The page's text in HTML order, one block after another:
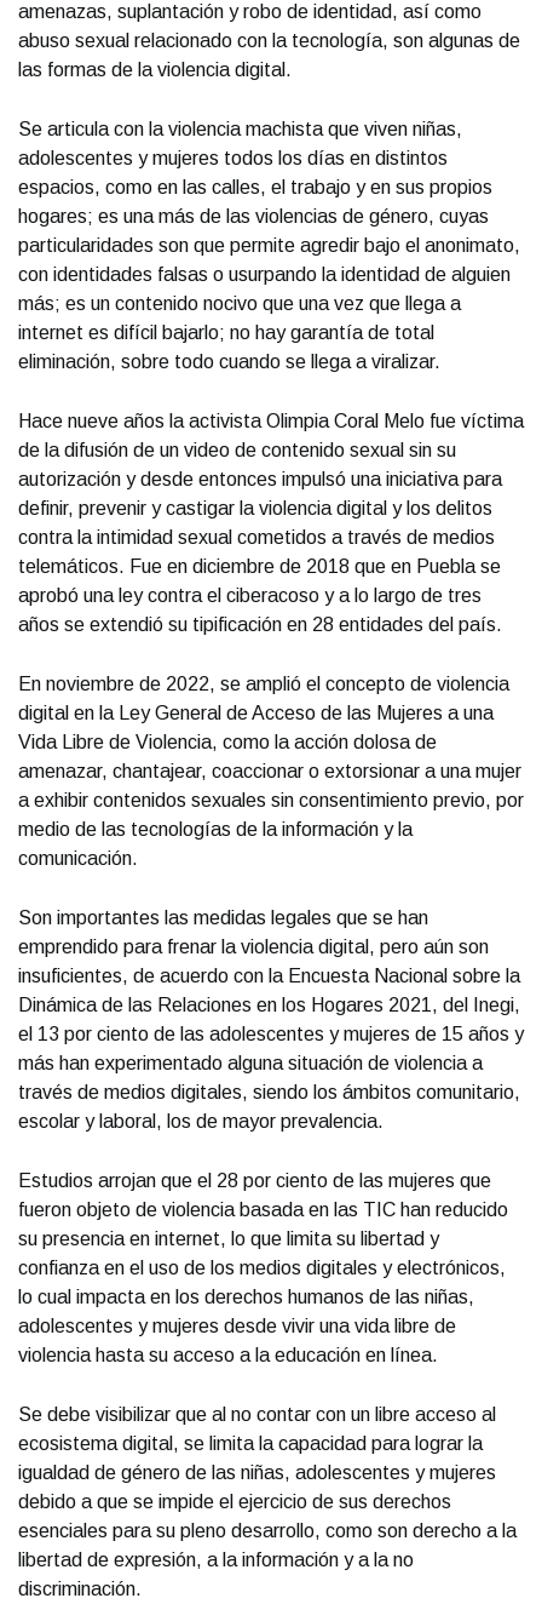
amenazas, suplantación y robo de identidad, así como
abuso sexual relacionado con la tecnología, son algunas de
las formas de la violencia digital.
Se articula con la violencia machista que viven niñas,
adolescentes y mujeres todos los días en distintos
espacios, como en las calles, el trabajo y en sus propios
hogares; es una más de las violencias de género, cuyas
particularidades son que permite agredir bajo el anonimato,
con identidades falsas o usurpando la identidad de alguien
más; es un contenido nocivo que una vez que llega a
internet es difícil bajarlo; no hay garantía de total
eliminación, sobre todo cuando se llega a viralizar.
Hace nueve años la activista Olimpia Coral Melo fue víctima
de la difusión de un video de contenido sexual sin su
autorización y desde entonces impulsó una iniciativa para
definir, prevenir y castigar la violencia digital y los delitos
contra la intimidad sexual cometidos a través de medios
telemáticos. Fue en diciembre de 2018 que en Puebla se
aprobó una ley contra el ciberacoso y a lo largo de tres
años se extendió su tipificación en 28 entidades del país.
En noviembre de 2022, se amplió el concepto de violencia
digital en la Ley General de Acceso de las Mujeres a una
Vida Libre de Violencia, como la acción dolosa de
amenazar, chantajear, coaccionar o extorsionar a una mujer
a exhibir contenidos sexuales sin consentimiento previo, por
medio de las tecnologías de la información y la
comunicación.
Son importantes las medidas legales que se han
emprendido para frenar la violencia digital, pero aún son
insuficientes, de acuerdo con la Encuesta Nacional sobre la
Dinámica de las Relaciones en los Hogares 2021, del Inegi,
el 13 por ciento de las adolescentes y mujeres de 15 años y
más han experimentado alguna situación de violencia a
través de medios digitales, siendo los ámbitos comunitario,
escolar y laboral, los de mayor prevalencia.
Estudios arrojan que el 28 por ciento de las mujeres que
fueron objeto de violencia basada en las TIC han reducido
su presencia en internet, lo que limita su libertad y
confianza en el uso de los medios digitales y electrónicos,
lo cual impacta en los derechos humanos de las niñas,
adolescentes y mujeres desde vivir una vida libre de
violencia hasta su acceso a la educación en línea.
Se debe visibilizar que al no contar con un libre acceso al
ecosistema digital, se limita la capacidad para lograr la
igualdad de género de las niñas, adolescentes y mujeres
debido a que se impide el ejercicio de sus derechos
esenciales para su pleno desarrollo, como son derecho a la
libertad de expresión, a la información y a la no
discriminación.